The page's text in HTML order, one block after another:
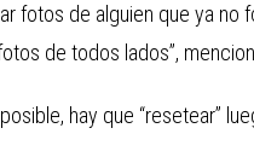
fotos de alguien que ya
de todos lados”,
hay que “resetear”